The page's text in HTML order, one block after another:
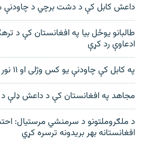
داعش کابل کې د دشت برچي د چاودنې
طالبانو یوځل بیا په افغانستان کې د
ادعاوې رد کړې
په کابل کې چاودنې یو کس وژلی او ۱۱ نور یې ټپیان کړي
مجاهد په افغانستان کې د داعش ډلې د
د ملګروملتونو د سرمنشي مرستيال:
افغانستانه بهر بريدونه ترسره کړي